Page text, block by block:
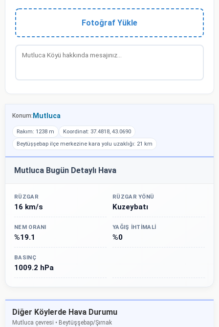
Fotoğraf Yükle
Konum: Mutluca
Rakım: 1238 m
Koordinat: 37.4818, 43.0690
Beytüşşebap ilçe merkezine kara yolu uzaklığı: 21 km
Mutluca Bugün Detaylı Hava
RÜZGAR
16 km/s
RÜZGAR YÖNÜ
Kuzeybatı
NEM ORANI
%19.1
YAĞIŞ İHTIMALI
%0
BASINÇ
1009.2 hPa
Diğer Köylerde Hava Durumu
Mutluca çevresi • Beytüşşebap/Şırnak